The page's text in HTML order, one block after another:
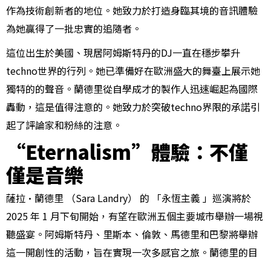
作為技術創新者的地位。她致力於打造身臨其境的音訊體驗
為她贏得了一批忠實的追隨者。
這位出生於美國、現居阿姆斯特丹的DJ一直在穩步攀升
techno世界的行列。她已準備好在歐洲盛大的舞臺上展示她
獨特的的聲音。蘭德里從自學成才的製作人迅速崛起為國際
轟動，這是值得注意的。她致力於突破techno界限的承諾引
起了評論家和粉絲的注意。
“Eternalism”體驗：不僅
僅是音樂
薩拉·蘭德里 （Sara Landry） 的 「永恆主義 」巡演將於
2025 年 1 月下旬開始，有望在歐洲五個主要城市舉辦一場視
聽盛宴。阿姆斯特丹、里斯本、倫敦、馬德里和巴黎將舉辦
這一開創性的活動，旨在實現一次多感官之旅。蘭德里的目